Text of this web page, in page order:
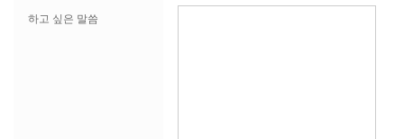
1. 본 약관은 이용자가 알 수 있도록 회사 홈페이지 또는 연결
화면에 게시합니다.
하고 싶은 말씀